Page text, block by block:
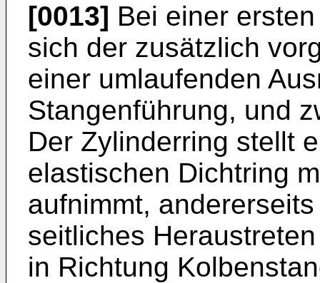
[0013] Bei einer
sich der zusätzlich
einer umlaufenden
Stangenführung, und
Der Zylinderring stellt
elastischen Dichtring
aufnimmt,
seitliches
in Richtung